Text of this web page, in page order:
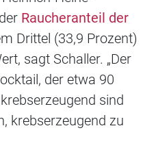
Raucheranteil der
Drittel (33,9 Prozent)
sagt Schaller. „Der
der etwa 90
sind
krebserzeugend zu